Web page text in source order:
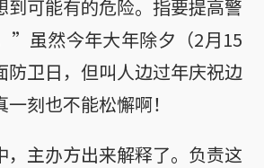
到可能有的危险。指要提高警
”虽然今年大年除夕（2月15
防卫日，但叫人边过年庆祝边
刻也不能松懈啊！
，主办方出来解释了。负责这